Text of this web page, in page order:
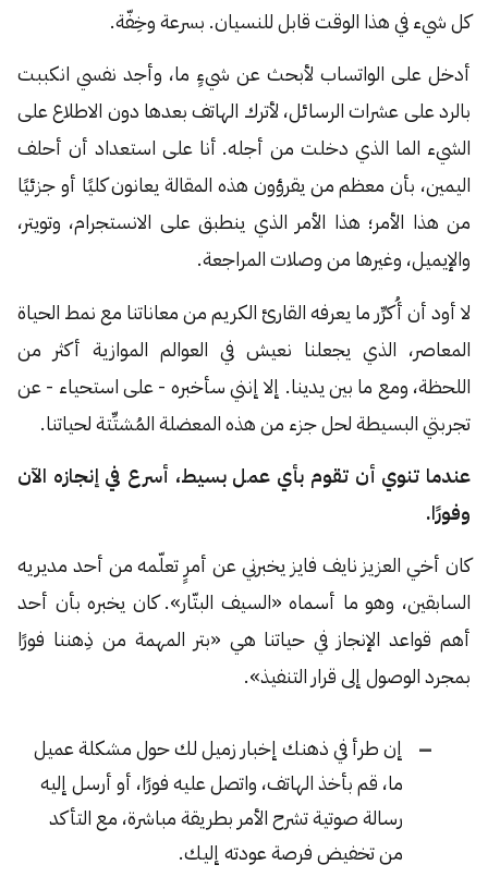
كل شيء في هذا الوقت قابل للنسيان. بسرعة وخِفّة.
أدخل على الواتساب لأبحث عن شيءٍ ما، وأجد نفسي انكببت
بالرد على عشرات الرسائل، لأترك الهاتف بعدها دون الاطلاع على
الشيء الما الذي دخلت من أجله. أنا على استعداد أن أحلف
اليمين، بأن معظم من يقرؤون هذه المقالة يعانون كليًا أو جزئيًا
من هذا الأمر؛ هذا الأمر الذي ينطبق على الانستجرام، وتويتر،
والإيميل، وغيرها من وصلات المراجعة.
لا أود أن أُكرِّر ما يعرفه القارئ الكريم من معاناتنا مع نمط الحياة
المعاصر، الذي يجعلنا نعيش في العوالم الموازية أكثر من
اللحظة، ومع ما بين يدينا. إلا إنني سأخبره - على استحياء - عن
تجربتي البسيطة لحل جزء من هذه المعضلة المُشتِّتة لحياتنا.
عندما تنوي أن تقوم بأي عمل بسيط، أسرع في إنجازه الآن
وفورًا.
كان أخي العزيز نايف فايز يخبرني عن أمرٍ تعلّمه من أحد مديريه
السابقين، وهو ما أسماه «السيف البتّار». كان يخبره بأن أحد
أهم قواعد الإنجاز في حياتنا هي «بتر المهمة من ذِهننا فورًا
بمجرد الوصول إلى قرار التنفيذ».
إن طرأ في ذهنك إخبار زميل لك حول مشكلة عميل
ما، قم بأخذ الهاتف، واتصل عليه فورًا، أو أرسل إليه
رسالة صوتية تشرح الأمر بطريقة مباشرة، مع التأكد
من تخفيض فرصة عودته إليك.